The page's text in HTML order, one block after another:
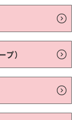
）